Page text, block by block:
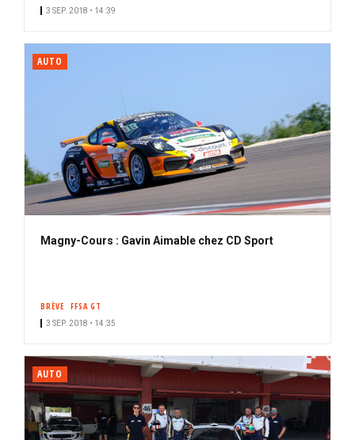
3 SEP. 2018 • 14:39
AUTO
Magny-Cours : Gavin Aimable chez CD Sport
BRÈVE FFSA GT
3 SEP. 2018 • 14:35
AUTO